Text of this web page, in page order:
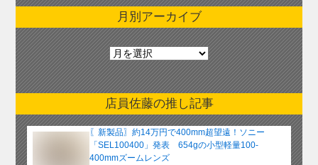
月別アーカイブ
月
別
ア
ー
カ
イ
ブ
店員佐藤の推し記事
〖新製品〗約14万円で400mm超望遠！ソニー
「SEL100400」発表 654gの小型軽量100-
400mmズームレンズ